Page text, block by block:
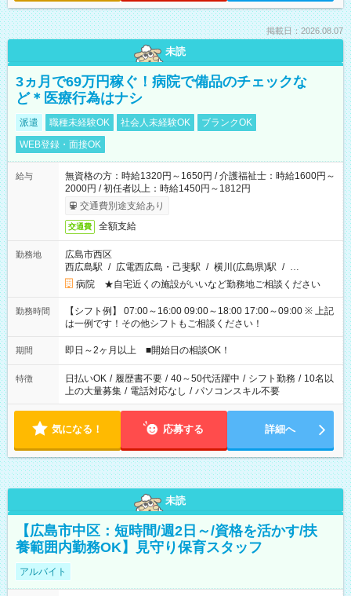
掲載日：2026.08.07
未読
3ヵ月で69万円稼ぐ！病院で備品のチェックな
ど＊医療行為はナシ
派遣 職種未経験OK 社会人未経験OK
ブランクOK
WEB登録・面接OK
給与
無資格の方：時給1320円～1650円 / 介護福祉士：時給1600円～
2000円 / 初任者以上：時給1450円～1812円
交通費別途支給あり
交通費 全額支給
勤務地
広島市西区
西広島駅 / 広電西広島・己斐駅 / 横川(広島県)駅 / …
病院 ★自宅近くの施設がいいなど勤務地ご相談ください
勤務時間
【シフト例】 07:00～16:00 09:00～18:00 17:00～09:00 ※ 上記
は一例です！その他シフトもご相談ください！
期間 即日～2ヶ月以上 ■開始日の相談OK！
特徴 日払いOK / 履歴書不要 / 40～50代活躍中 / シフト勤務 / 10名以
上の大量募集 / 電話対応なし / パソコンスキル不要
気になる！ 応募する 詳細へ
未読
【広島市中区：短時間/週2日～/資格を活かす/扶
養範囲内勤務OK】見守り保育スタッフ
アルバイト